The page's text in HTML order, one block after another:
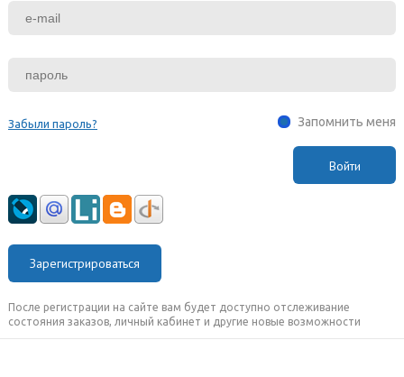
Забыли пароль? Запомнить меня
Зарегистрироваться
После регистрации на сайте вам будет доступно отслеживание
состояния заказов, личный кабинет и другие новые возможности